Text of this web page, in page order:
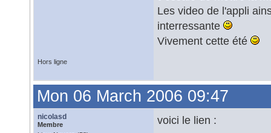
Les video de l'appli
interressante
Vivement cette été
Hors ligne
Mon 06 March 2006 09:47
nicolasd
Membre
voici le lien :